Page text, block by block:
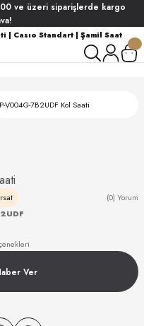
ve üzeri siparişlerde kargo
V004G-7B2UDF Kol Saati
(0) Yorum
Ver